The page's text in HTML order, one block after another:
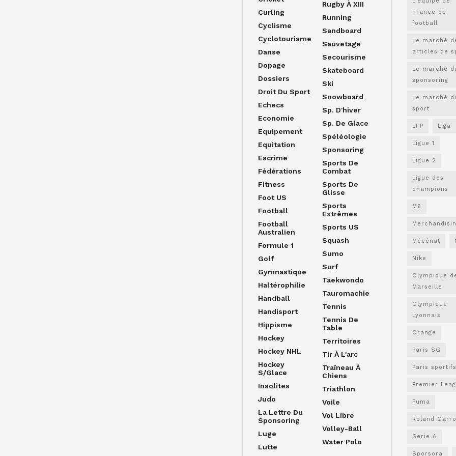
Curling
Cyclisme
Cyclotourisme
Danse
Dopage
Dossiers
Droit Du Sport
Echecs
Economie
Equipement
Equitation
Escrime
Fédérations
Fitness
Foot US
Football
Football
Australien
Formule 1
Golf
Gymnastique
Haltérophilie
Handball
Handisport
Hippisme
Hockey
Hockey NHL
Hockey
S/glace
Insolites
Judo
La Lettre Du
Sponsoring
Luge
Lutte
Rugby À XIII
Running
Sandboard
Sauvetage
Secourisme
Skateboard
Ski
Snowboard
Sp. D'hiver
Sp. De Glace
Spéléologie
Sponsoring
Sports De
Combat
Sports De
Glisse
Sports
Extrêmes
Sports US
Squash
Sumo
Surf
Taekwondo
Tauromachie
Tennis
Tennis De
Table
Territoires
Tir À L'arc
Traîneau À
Chiens
Triathlon
Voile
Vol Libre
Volley-Ball
Water Polo
France de
football
Le marché
articles de
Le marché
sponsoring
Le marché
sport
LFP Liga
Ligue 1
Ligue 2
Ligue des
champions
M6
Mécénat
Nike
Olympique
Marseille
Olympique
Lyonnais
Orange
Paris SG
Paris sportifs
Premier
Puma
Roland
Serie A
Sporsora